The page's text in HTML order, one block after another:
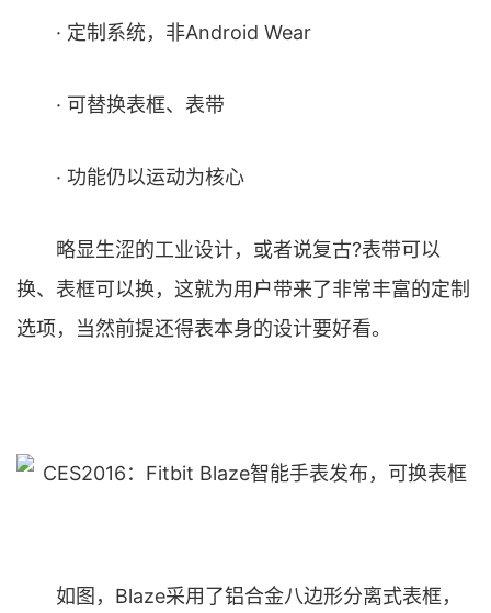
· 定制系统，非Android Wear
· 可替换表框、表带
· 功能仍以运动为核心
略显生涩的工业设计，或者说复古?表带可以
换、表框可以换，这就为用户带来了非常丰富的定制
选项，当然前提还得表本身的设计要好看。
如图，Blaze采用了铝合金八边形分离式表框，